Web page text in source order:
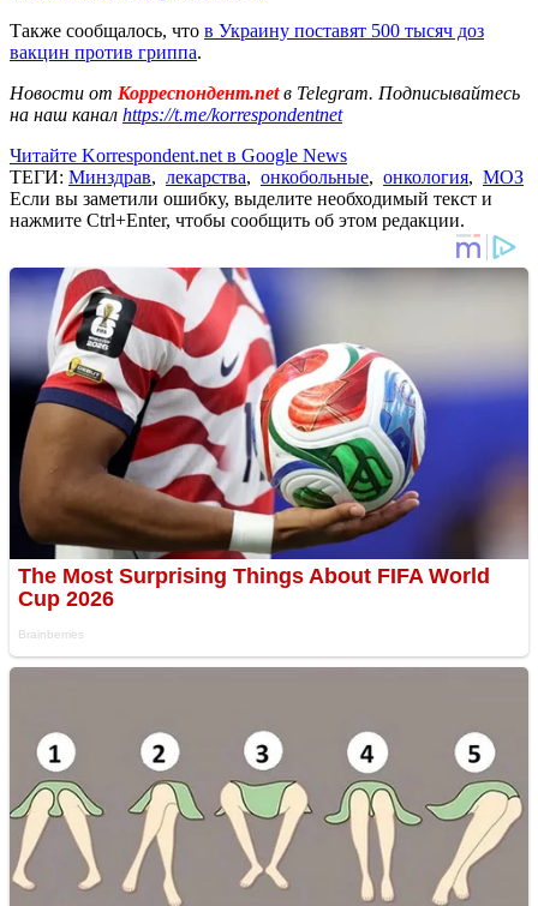
Также сообщалось, что в Украину поставят 500 тысяч доз
вакцин против гриппа.
Новости от Корреспондент.netв Telegram. Подписывайтесь
на наш канал https://t.me/korrespondentnet
Читайте Korrespondent.net в Google News
ТЕГИ: Минздрав, лекарства, онкобольные, онкология, МОЗ
Если вы заметили ошибку, выделите необходимый текст и
нажмите Ctrl+Enter, чтобы сообщить об этом редакции.